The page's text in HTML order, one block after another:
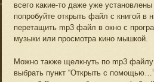
всего какие-то даже уже
попробуйте открыть файл с книгой в
перетащить mp3 файл в окно с
музыки или просмотра кино мышкой.
Можно также щелкнуть по mp3
выбрать пункт “Открыть с